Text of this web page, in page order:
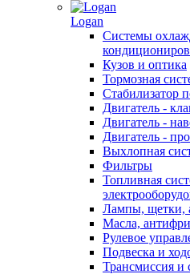
Logan
Системы
Кузов и оптика
Тормозная
Стабилизатор
Двигатель -
Двигатель -
Двигатель -
Выхлопная
Фильтры
Топливная
Лампы, щетки,
Масла,
Рулевое
Подвеска и
Трансмиссия